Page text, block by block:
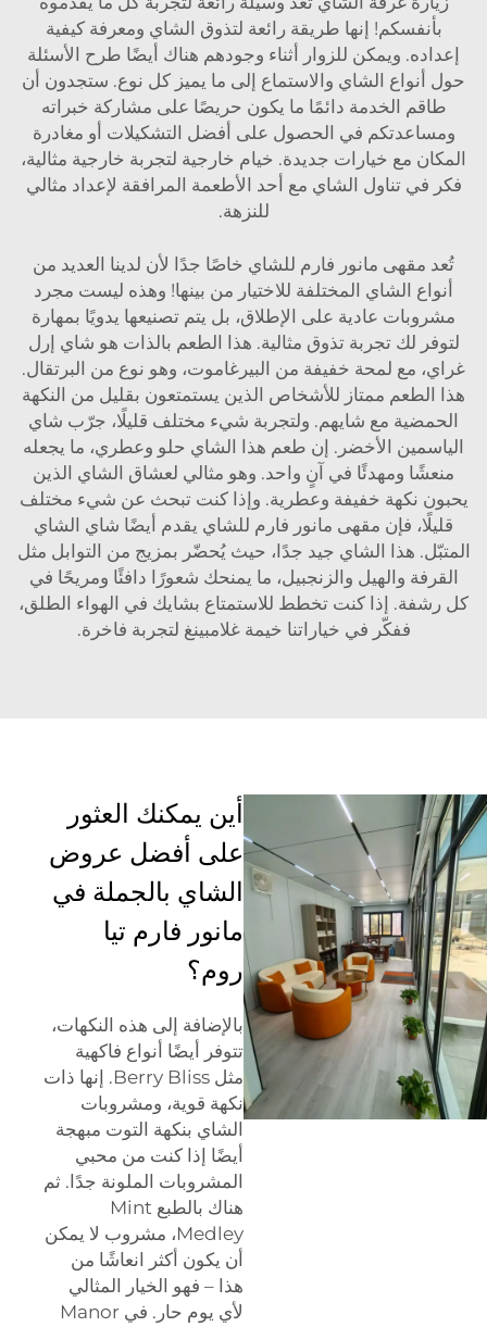
بأنفسكم! إنها طريقة رائعة لتذوق الشاي ومعرفة كيفية
إعداده. ويمكن للزوار أثناء وجودهم هناك أيضًا طرح الأسئلة
حول أنواع الشاي والاستماع إلى ما يميز كل نوع. ستجدون أن
طاقم الخدمة دائمًا ما يكون حريصًا على مشاركة خبراته
ومساعدتكم في الحصول على أفضل التشكيلات أو مغادرة
المكان مع خيارات جديدة. خيام خارجية لتجربة خارجية مثالية،
فكر في تناول الشاي مع أحد الأطعمة المرافقة لإعداد مثالي
للنزهة.
تُعد مقهى مانور فارم للشاي خاصًا جدًا لأن لدينا العديد من
أنواع الشاي المختلفة للاختيار من بينها! وهذه ليست مجرد
مشروبات عادية على الإطلاق، بل يتم تصنيعها يدويًا بمهارة
لتوفر لك تجربة تذوق مثالية. هذا الطعم بالذات هو شاي إرل
غراي، مع لمحة خفيفة من البيرغاموت، وهو نوع من البرتقال.
هذا الطعم ممتاز للأشخاص الذين يستمتعون بقليل من النكهة
الحمضية مع شايهم. ولتجربة شيء مختلف قليلًا، جرّب شاي
الياسمين الأخضر. إن طعم هذا الشاي حلو وعطري، ما يجعله
منعشًا ومهدئًا في آنٍ واحد. وهو مثالي لعشاق الشاي الذين
يحبون نكهة خفيفة وعطرية. وإذا كنت تبحث عن شيء مختلف
قليلًا، فإن مقهى مانور فارم للشاي يقدم أيضًا شاي الشاي
المتبّل. هذا الشاي جيد جدًا، حيث يُحضّر بمزيج من التوابل مثل
القرفة والهيل والزنجبيل، ما يمنحك شعورًا دافئًا ومريحًا في
كل رشفة. إذا كنت تخطط للاستمتاع بشايك في الهواء الطلق،
ففكّر في خياراتنا خيمة غلامبينغ لتجربة فاخرة.
أين يمكنك العثور
على أفضل عروض
الشاي بالجملة في
مانور فارم تيا
روم؟
بالإضافة إلى هذه النكهات،
تتوفر أيضًا أنواع فاكهية
مثل Berry Bliss. إنها ذات
نكهة قوية، ومشروبات
الشاي بنكهة التوت مبهجة
أيضًا إذا كنت من محبي
المشروبات الملونة جدًا. ثم
هناك بالطبع Mint
Medley، مشروب لا يمكن
أن يكون أكثر انعاشًا من
هذا – فهو الخيار المثالي
لأي يوم حار. في Manor